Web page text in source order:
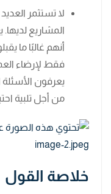
لا تستثمر
المشاريع
أنهم غالبًا ما
فقط لإرضاء
يعرفون
من أجل تلبية
خلاصة القول